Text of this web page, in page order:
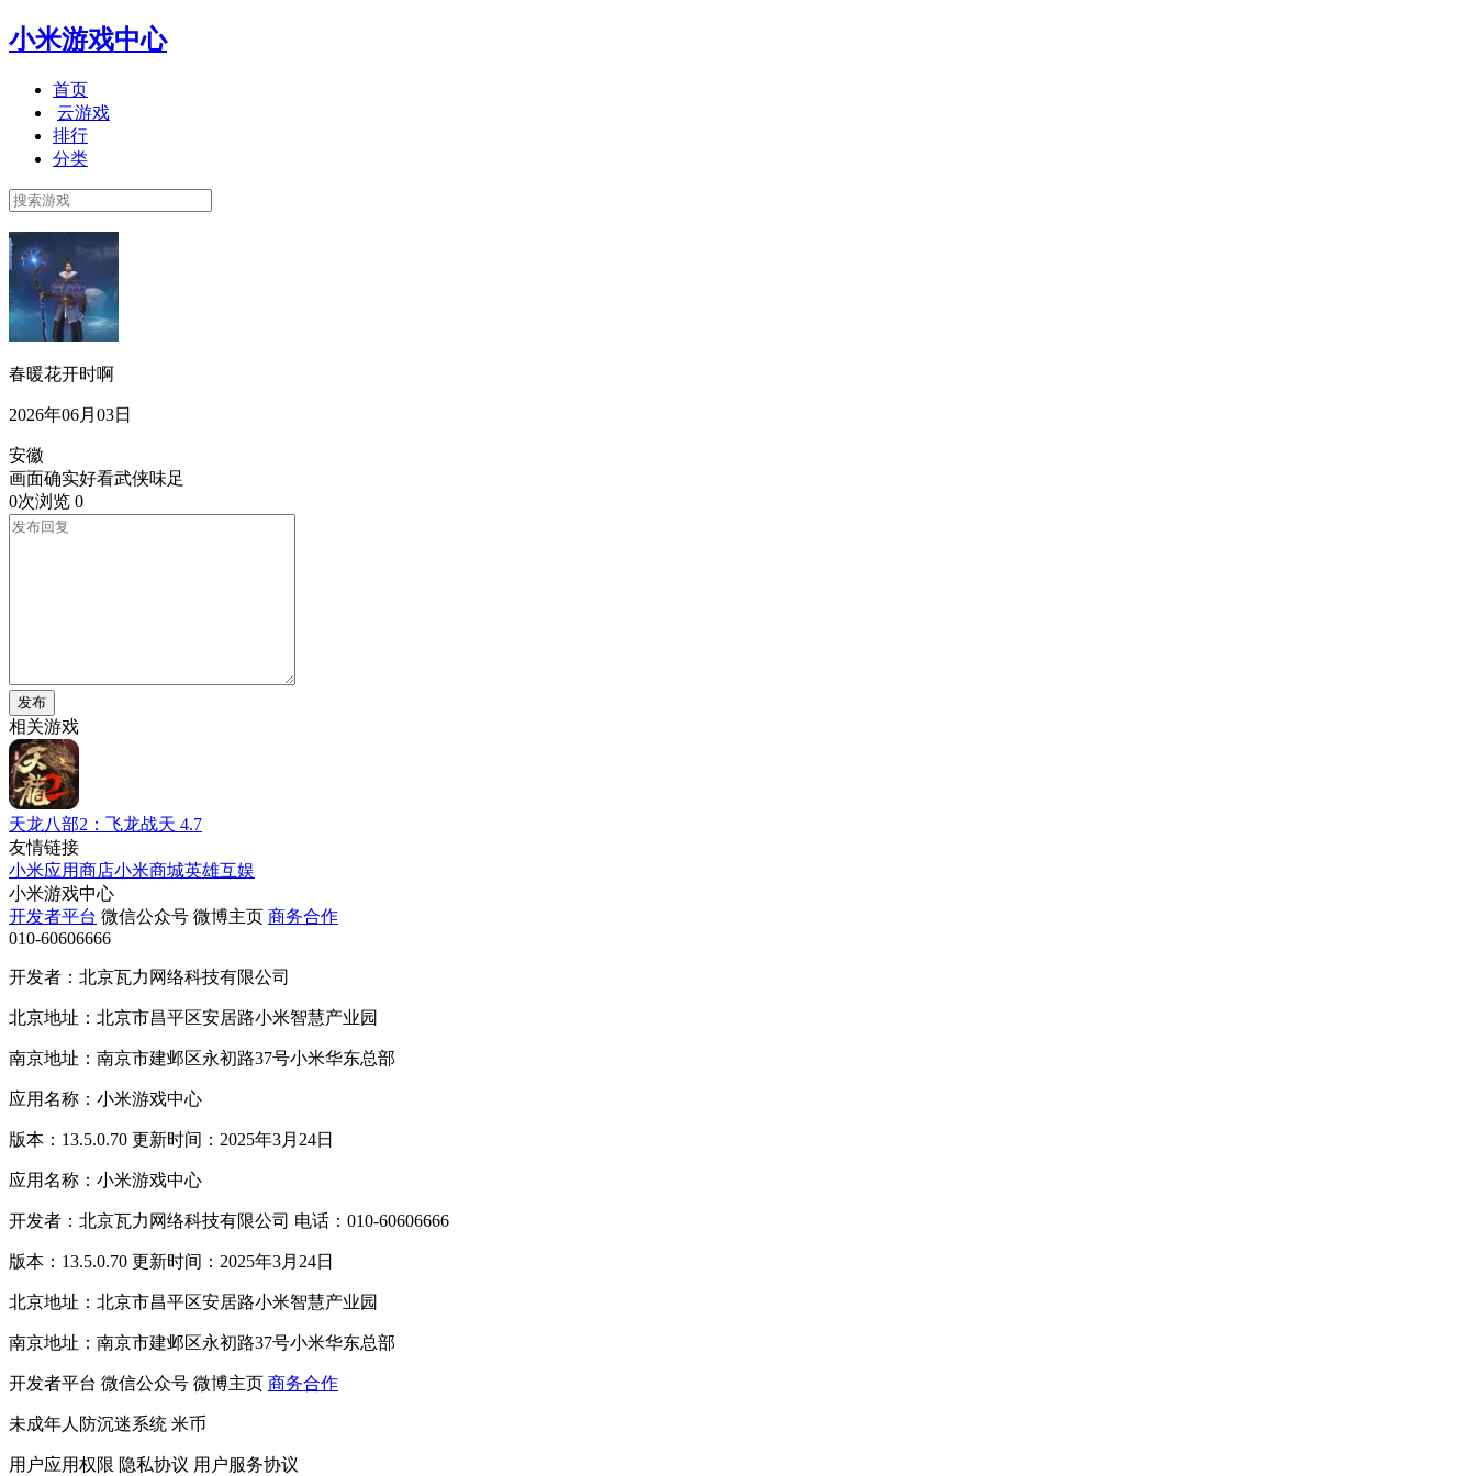
小米游戏中心
首页
云游戏
排行
分类
春暖花开时啊
2026年06月03日
安徽
画面确实好看武侠味足
0次浏览 0
发布
相关游戏
天龙八部2：飞龙战天 4.7
友情链接
小米应用商店小米商城英雄互娱
小米游戏中心
开发者平台 微信公众号 微博主页 商务合作
010-60606666
开发者：北京瓦力网络科技有限公司
北京地址：北京市昌平区安居路小米智慧产业园
南京地址：南京市建邺区永初路37号小米华东总部
应用名称：小米游戏中心
版本：13.5.0.70 更新时间：2025年3月24日
应用名称：小米游戏中心
开发者：北京瓦力网络科技有限公司 电话：010-60606666
版本：13.5.0.70 更新时间：2025年3月24日
北京地址：北京市昌平区安居路小米智慧产业园
南京地址：南京市建邺区永初路37号小米华东总部
开发者平台 微信公众号 微博主页 商务合作
未成年人防沉迷系统 米币
用户应用权限 隐私协议 用户服务协议